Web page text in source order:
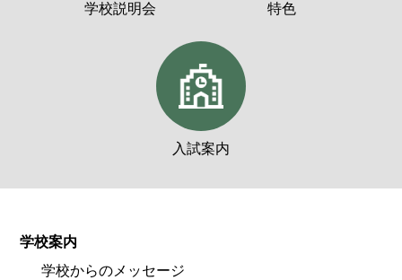
学校説明会 特色
入試案内
学校案内
学校からのメッセージ